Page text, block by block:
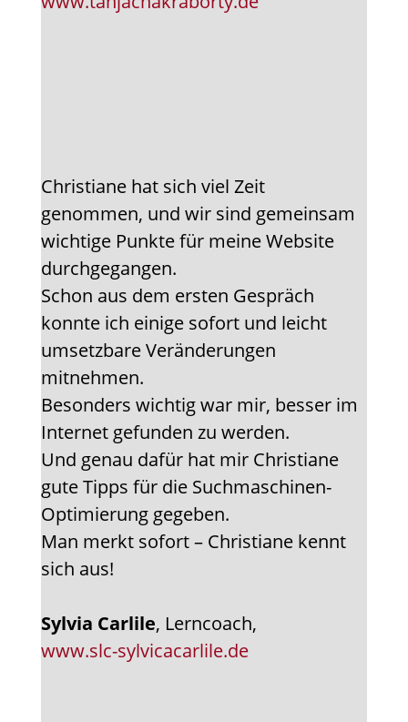
Christiane hat sich viel Zeit
genommen, und wir sind gemeinsam
wichtige Punkte für meine Website
durchgegangen.
Schon aus dem ersten Gespräch
konnte ich einige sofort und leicht
umsetzbare Veränderungen
mitnehmen.
Besonders wichtig war mir, besser im
Internet gefunden zu werden.
Und genau dafür hat mir Christiane
gute Tipps für die Suchmaschinen-
Optimierung gegeben.
Man merkt sofort – Christiane kennt
sich aus!
Sylvia Carlile, Lerncoach,
www.slc-sylvicacarlile.de